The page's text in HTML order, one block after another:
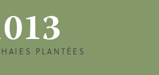
PLANTÉES